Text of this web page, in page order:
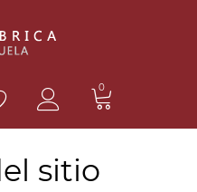
0
sitio